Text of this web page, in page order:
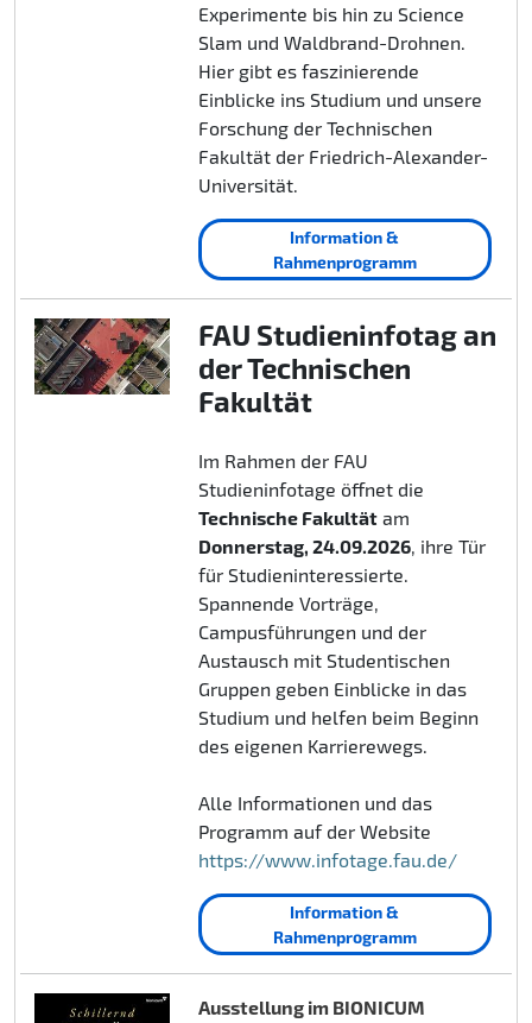
Experimente bis hin zu Science
Slam und Waldbrand-Drohnen.
Hier gibt es faszinierende
Einblicke ins Studium und unsere
Forschung der Technischen
Fakultät der Friedrich-Alexander-
Universität.
Information &
Rahmenprogramm
FAU Studieninfotag an
der Technischen
Fakultät
Im Rahmen der FAU
Studieninfotage öffnet die
Technische Fakultätam
Donnerstag, 24.09.2026, ihre Tür
für Studieninteressierte.
Spannende Vorträge,
Campusführungen und der
Austausch mit Studentischen
Gruppen geben Einblicke in das
Studium und helfen beim Beginn
des eigenen Karrierewegs.
Alle Informationen und das
Programm auf der Website
https://www.infotage.fau.de/
Information &
Rahmenprogramm
Ausstellung im BIONICUM